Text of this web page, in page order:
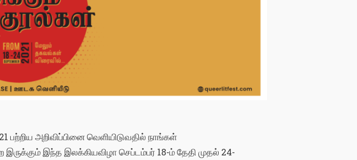
பற்றிய அறிவிப்பினைவெளியிடுவதில் நாங்கள்
இருக்கும் இந்த இலக்கியவிழாசெப்டம்பர் 18-ம்தேதி முதல் 24-